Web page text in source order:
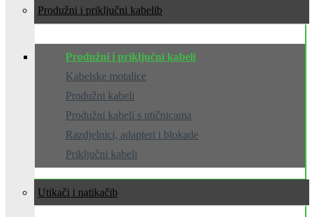
Produžni i priključni kabeli
Produžni i priključni kabeli
Kabelske motalice
Produžni kabeli
Produžni kabeli s utičnicama
Razdjelnici, adapteri i blokade
Priključni kabeli
Utikači i natikači